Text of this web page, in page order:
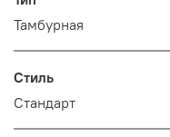
Тамбурная
Стиль
Стандарт